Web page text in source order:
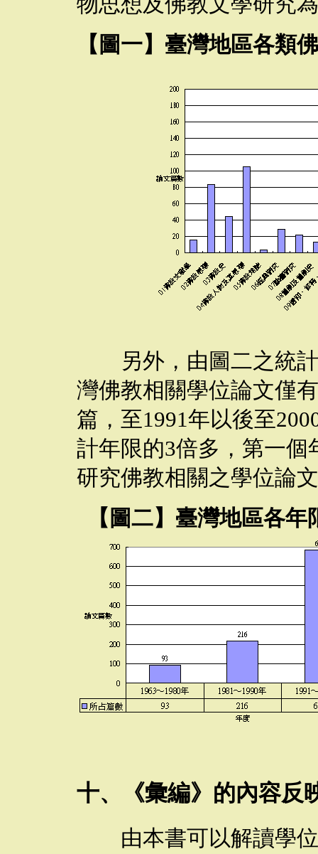
【圖一】臺灣地區各類
另外，由圖二之統計
灣佛教相關學位論文僅有
篇，至1991年以後至
計年限的3倍多，第一個
研究佛教相關之學位論
【圖二】臺灣地區各
十、《彙編》的內容反
由本書可以解讀學位